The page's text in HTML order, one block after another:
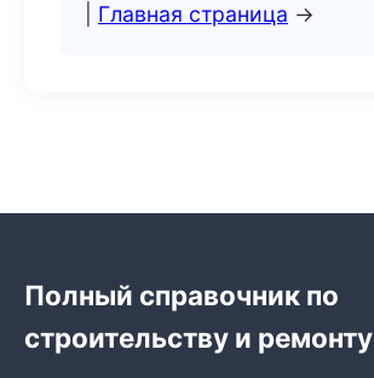
Главная страница →
Полный справочник по
строительству и ремонту